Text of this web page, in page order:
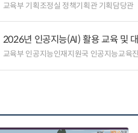
교육부 기획조정실 정책기획관 기획담당관
2026년 인공지능(AI) 활용 교육 및
교육부 인공지능인재지원국 인공지능교육